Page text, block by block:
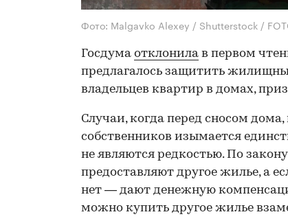
Фото: Malgavko Alexey / Shutterstock /
Госдума отклонила в первом
предлагалось защитить
владельцев квартир в домах,
Случаи, когда перед сносом
собственников изымается
не являются редкостью. По
предоставляют другое жилье, а
нет — дают денежную
можно купить другое жилье